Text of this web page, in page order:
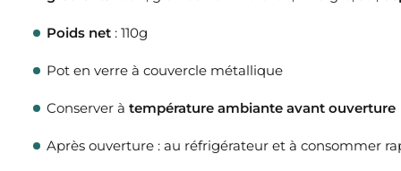
Poids net : 110g
Pot en verre à couvercle métallique
Conserver à température ambiante avant ouverture
Après ouverture : au réfrigérateur et à consommer